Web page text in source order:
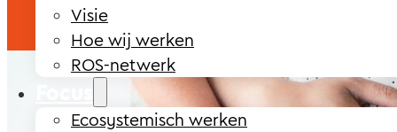
Visie
Hoe wij werken
ROS-netwerk
Ecosystemisch werken